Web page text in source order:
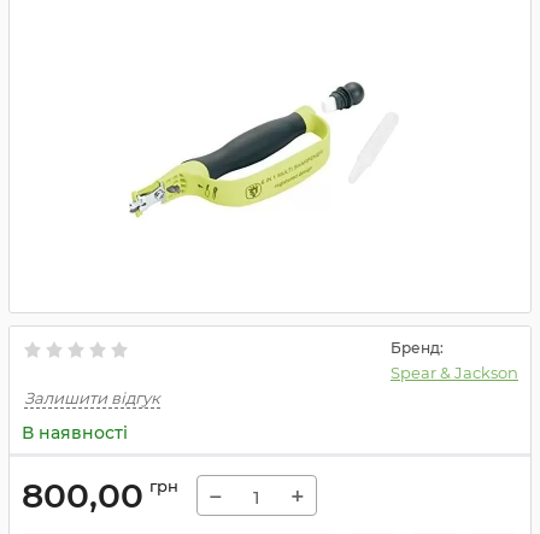
Бренд:
Spear & Jackson
Залишити відгук
В наявності
800,00 грн − +